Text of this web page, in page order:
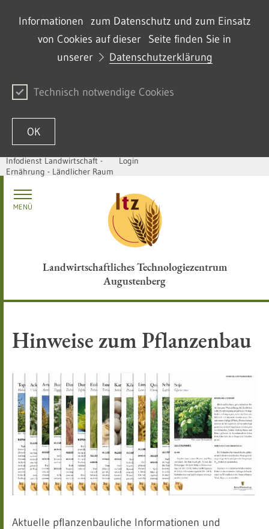
Informationen zum Datenschutz und zum Einsatz
von Cookies auf dieser Seite finden Sie in
unserer
Datenschutzerklärung
Technisch notwendige Cookies
OK
Passer au contenu
Infodienst Landwirtschaft -
Ernährung - Ländlicher Raum
Login
Landwirtschaftliches Technologiezentrum
Augustenberg
MENÜ
Hinweise zum Pflanzenbau
Aktuelle pflanzenbauliche Informationen und